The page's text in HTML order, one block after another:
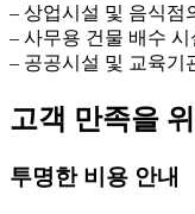
– 상업시설 및 음식점
– 사무용 건물 배수 시
– 공공시설 및 교육기
고객 만족을
투명한 비용 안내